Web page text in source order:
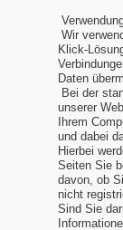
Wir
Klick-
Daten
Bei der
unserer
Ihrem
und dabei
Hierbei
Seiten Sie
davon, ob
nicht
Sind Sie